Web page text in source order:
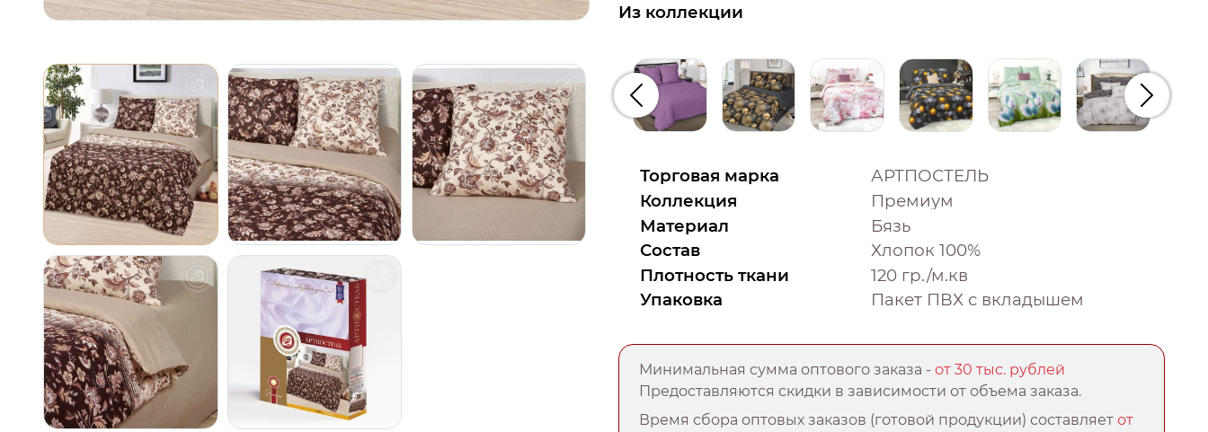
Из коллекции
Предыдущий
Торговая марка
АРТПОСТЕЛЬ
Коллекция
Премиум
Материал
Бязь
Состав
Хлопок 100%
Плотность ткани
120 гр./м.кв
Упаковка
Пакет ПВХ с вкладышем
Минимальная сумма оптового заказа -от 30 тыс. рублей
Предоставляются скидки в зависимости от объема заказа.
Время сбора оптовых заказов (готовой продукции) составляетот